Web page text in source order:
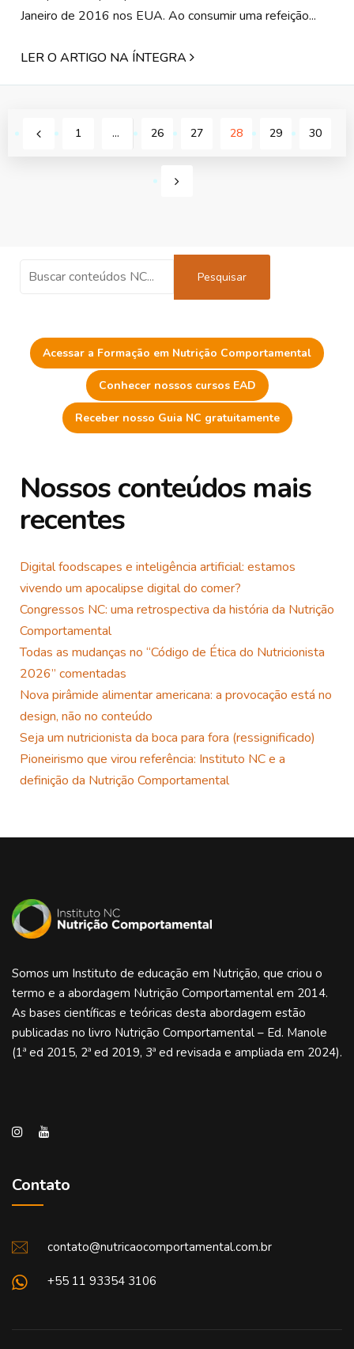
Janeiro de 2016 nos EUA. Ao consumir uma refeição...
LER O ARTIGO NA ÍNTEGRA
1 … 26 27 28 29 30
Pesquisar
Acessar a Formação em Nutrição Comportamental
Conhecer nossos cursos EAD
Receber nosso Guia NC gratuitamente
Nossos conteúdos mais
recentes
Digital foodscapes e inteligência artificial: estamos
vivendo um apocalipse digital do comer?
Congressos NC: uma retrospectiva da história da Nutrição
Comportamental
Todas as mudanças no “Código de Ética do Nutricionista
2026” comentadas
Nova pirâmide alimentar americana: a provocação está no
design, não no conteúdo
Seja um nutricionista da boca para fora (ressignificado)
Pioneirismo que virou referência: Instituto NC e a
definição da Nutrição Comportamental
Somos um Instituto de educação em Nutrição, que criou o
termo e a abordagem Nutrição Comportamental em 2014.
As bases científicas e teóricas desta abordagem estão
publicadas no livro Nutrição Comportamental – Ed. Manole
(1ª ed 2015, 2ª ed 2019, 3ª ed revisada e ampliada em 2024).
Contato
contato@nutricaocomportamental.com.br
+55 11 93354 3106